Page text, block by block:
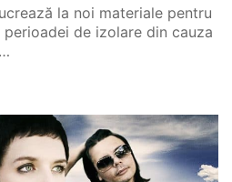
la noi materiale pentru
de izolare din cauza